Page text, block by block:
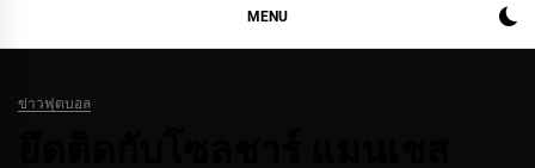
MENU
ข่าวฟุตบอล